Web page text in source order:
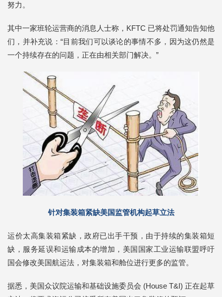
努力。
其中一家班轮运营商的消息人士称，KFTC 已将处罚通知告知他
们，并补充说：“目前我们可以谈论的事情不多，因为这仍然是
一个持续存在的问题，正在由相关部门解决。”
针对集装箱紧缺美国监管机构起草立法
运价太高集装箱紧缺，政府已出手干预，由于持续的集装箱短
缺，服务延误和运输成本的增加，美国国家工业运输联盟呼吁
国会修改美国航运法，对集装箱和舱位进行更多的监管。
据悉，美国众议院运输和基础设施委员会 (House T&I) 正在起草